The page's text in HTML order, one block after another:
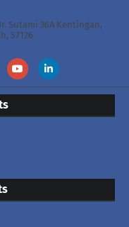
Sutami 36A Kentingan,
57126